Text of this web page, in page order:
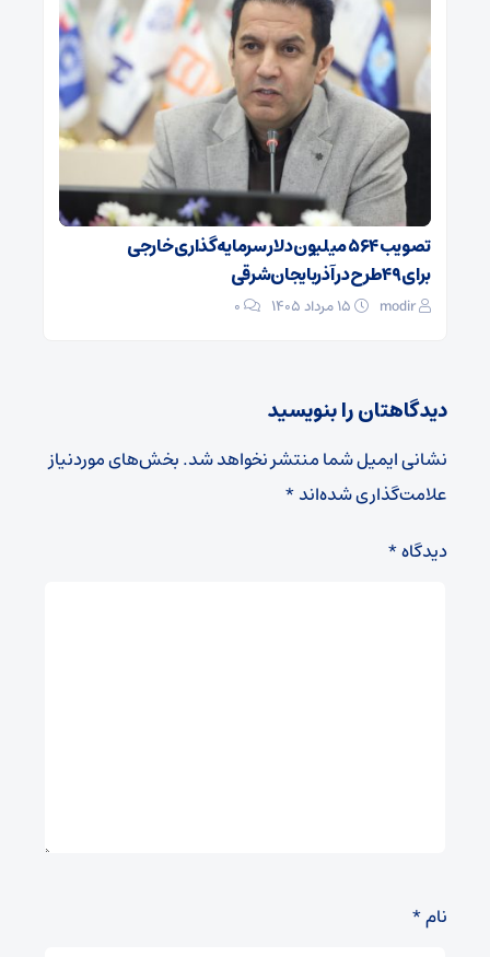
تصویب ۵۶۴ میلیون دلار سرمایه‌گذاری خارجی
برای ۴۹طرح در آذربایجان‌شرقی
modir
0
دیدگاهتان را بنویسید
نشانی ایمیل شما منتشر نخواهد شد.بخش‌های موردنیاز
علامت‌گذاری شده‌اند*
دیدگاه*
نام*